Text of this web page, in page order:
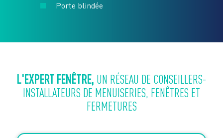
Porte blindée
L'EXPERT FENÊTRE, UN RÉSEAU DE CONSEILLERS-
INSTALLATEURS DE MENUISERIES, FENÊTRES ET
FERMETURES